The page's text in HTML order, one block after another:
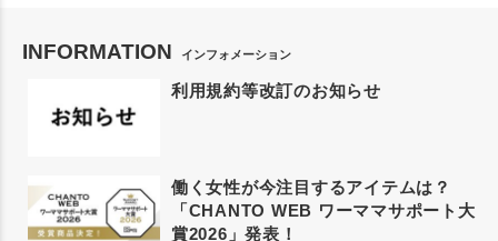
INFORMATION インフォメーション
利用規約等改訂のお知らせ
働く女性が今注目するアイテムは？
「CHANTO WEB ワーママサポート大
賞2026」発表！